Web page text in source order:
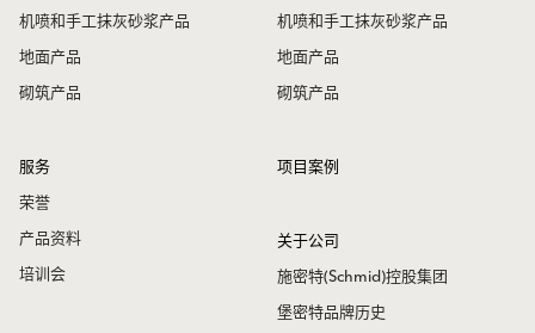
机喷和手工抹灰砂浆产品
地面产品
砌筑产品
机喷和手工抹灰砂浆产品
地面产品
砌筑产品
服务
荣誉
产品资料
培训会
项目案例
关于公司
施密特(Schmid)控股集团
堡密特品牌历史